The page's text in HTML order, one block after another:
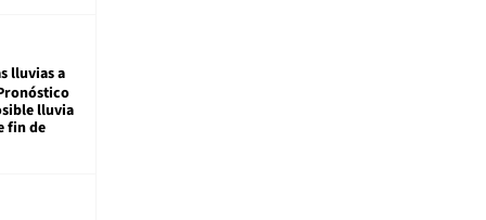
lluvias a
lluvia
fin de